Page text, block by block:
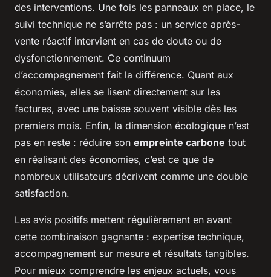
des interventions. Une fois les panneaux en place, le
suivi technique ne s’arrête pas : un service après-
vente réactif intervient en cas de doute ou de
dysfonctionnement. Ce continuum
d’accompagnement fait la différence. Quant aux
économies, elles se lisent directement sur les
factures, avec une baisse souvent visible dès les
premiers mois. Enfin, la dimension écologique n’est
pas en reste : réduire son empreinte carbone tout
en réalisant des économies, c’est ce que de
nombreux utilisateurs décrivent comme une double
satisfaction.
Les avis positifs mettent régulièrement en avant
cette combinaison gagnante : expertise technique,
accompagnement sur mesure et résultats tangibles.
Pour mieux comprendre les enjeux actuels, vous